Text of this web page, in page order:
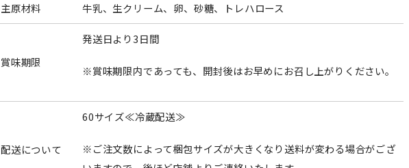
主原材料 牛乳、生クリーム、卵、砂糖、トレハロース
賞味期限
発送日より3日間
※賞味期限内であっても、開封後はお早めにお召し上がりください。
配送について
60サイズ≪冷蔵配送≫
※ご注文数によって梱包サイズが大きくなり送料が変わる場合がござ